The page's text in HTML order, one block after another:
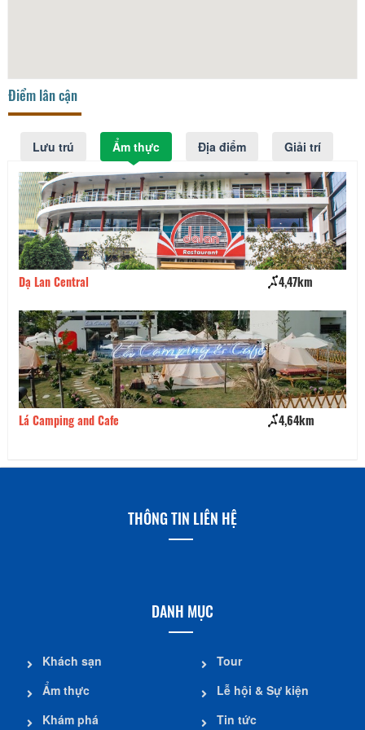
Điểm lân cận
Lưu trú Ẩm thực Địa điểm Giải trí
Dạ Lan Central 4,47km
Lá Camping and Cafe 4,64km
THÔNG TIN LIÊN HỆ
DANH MỤC
Khách sạn
Ẩm thực
Khám phá
Tour
Lễ hội & Sự kiện
Tin tức